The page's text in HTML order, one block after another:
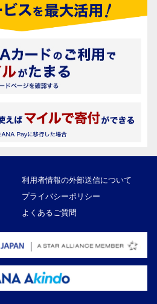
利用者情報の外部送信について
プライバシーポリシー
よくあるご質問